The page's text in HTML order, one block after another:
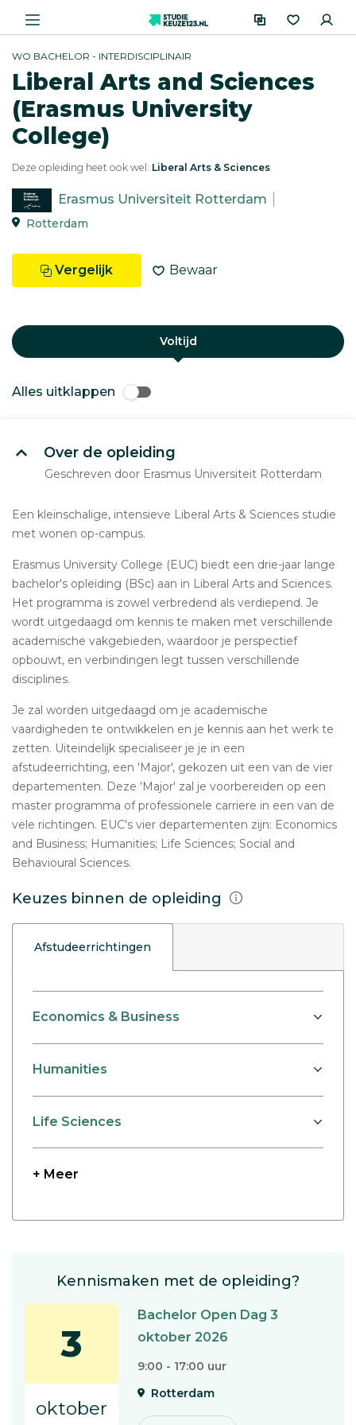
WO BACHELOR - INTERDISCIPLINAIR
Liberal Arts and Sciences
(Erasmus University
College)
Deze opleiding heet ook wel: Liberal Arts & Sciences
Erasmus Universiteit Rotterdam
Rotterdam
Vergelijk Bewaar
Voltijd
Alles uitklappen
Over de opleiding
Geschreven door Erasmus Universiteit Rotterdam
Een kleinschalige, intensieve Liberal Arts & Sciences studie
met wonen op-campus.
Erasmus University College (EUC) biedt een drie-jaar lange
bachelor's opleiding (BSc) aan in Liberal Arts and Sciences.
Het programma is zowel verbredend als verdiepend. Je
wordt uitgedaagd om kennis te maken met verschillende
academische vakgebieden, waardoor je perspectief
opbouwt, en verbindingen legt tussen verschillende
disciplines.
Je zal worden uitgedaagd om je academische
vaardigheden te ontwikkelen en je kennis aan het werk te
zetten. Uiteindelijk specialiseer je je in een
afstudeerrichting, een 'Major', gekozen uit een van de vier
departementen. Deze 'Major' zal je voorbereiden op een
master programma of professionele carriere in een van de
vele richtingen. EUC's vier departementen zijn: Economics
and Business; Humanities; Life Sciences; Social and
Behavioural Sciences.
Keuzes binnen de opleiding
Afstudeerrichtingen
Economics & Business
Humanities
Life Sciences
+ Meer
Kennismaken met de opleiding?
3
oktober
Bachelor Open Dag 3
oktober 2026
9:00 - 17:00 uur
Rotterdam